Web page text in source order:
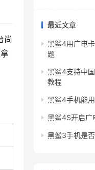
尚
最近文章
黑鲨4用广电
题
黑鲨4支持中
教程
黑鲨4手机能
黑鲨4S开启广
黑鲨3手机是